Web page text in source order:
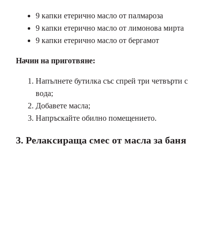
9 капки етерично масло от палмароза
9 капки етерично масло от лимонова мирта
9 капки етерично масло от бергамот
Начин на приготвяне:
Напълнете бутилка със спрей три четвърти с
вода;
Добавете масла;
Напръскайте обилно помещението.
3. Релаксираща смес от масла за баня